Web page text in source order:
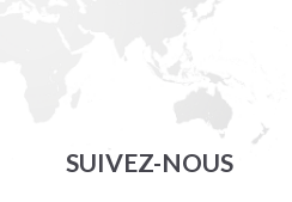
SUIVEZ-NOUS